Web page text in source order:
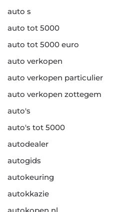
auto s
auto tot 5000
auto tot 5000 euro
auto verkopen
auto verkopen particulier
auto verkopen zottegem
auto's
auto's tot 5000
autodealer
autogids
autokeuring
autokkazie